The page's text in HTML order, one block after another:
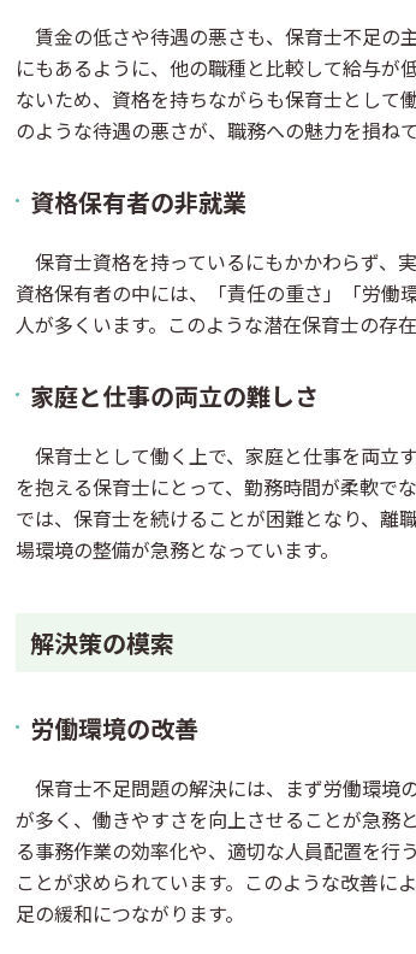
賃金の低さや待遇の悪さも、保育士不足の
にもあるように、他の職種と比較して給与が
ないため、資格を持ちながらも保育士として
のような待遇の悪さが、職務への魅力を損ね
資格保有者の非就業
保育士資格を持っているにもかかわらず、
資格保有者の中には、「責任の重さ」「労働
人が多くいます。このような潜在保育士の存
家庭と仕事の両立の難しさ
保育士として働く上で、家庭と仕事を両立
を抱える保育士にとって、勤務時間が柔軟で
では、保育士を続けることが困難となり、離
場環境の整備が急務となっています。
解決策の模索
労働環境の改善
保育士不足問題の解決には、まず労働環境
が多く、働きやすさを向上させることが急務
る事務作業の効率化や、適切な人員配置を行
ことが求められています。このような改善に
足の緩和につながります。